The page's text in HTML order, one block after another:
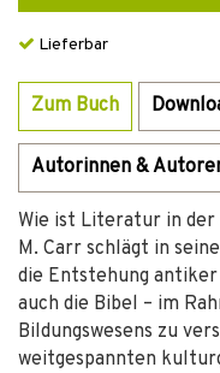
Lieferbar
Zum Buch
Autorinnen &
Wie ist Literatur in
M. Carr schlägt in
die Entstehung
auch die Bibel – im
Bildungswesens zu
weitgespannten